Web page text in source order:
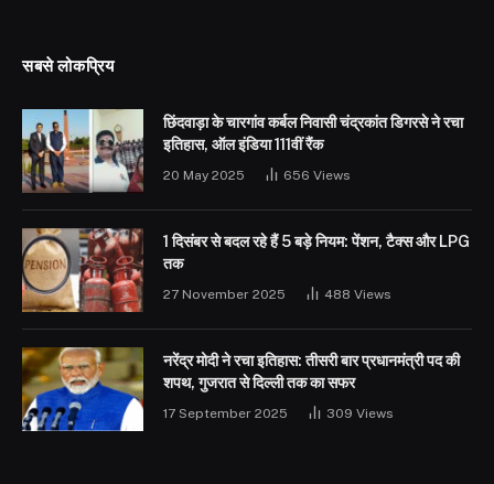
सबसे लोकप्रिय
छिंदवाड़ा के चारगांव कर्बल निवासी चंद्रकांत डिगरसे ने रचा
इतिहास, ऑल इंडिया 111वीं रैंक
20 May 2025 656 Views
1 दिसंबर से बदल रहे हैं 5 बड़े नियम: पेंशन, टैक्स और LPG
तक
27 November 2025 488 Views
नरेंद्र मोदी ने रचा इतिहास: तीसरी बार प्रधानमंत्री पद की
शपथ, गुजरात से दिल्ली तक का सफर
17 September 2025 309 Views